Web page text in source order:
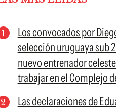
Los convocados por
selección uruguaya sub
nuevo entrenador
trabajar en el Complejo
Las declaraciones de